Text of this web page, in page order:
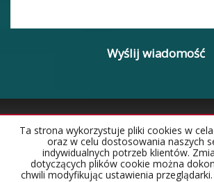
Strona główna Notatnik Kontakt
Ta strona wykorzystuje pliki cookies w
oraz w celu dostosowania naszych
indywidualnych potrzeb klientów.
dotyczących plików cookie można
chwili modyfikując ustawienia